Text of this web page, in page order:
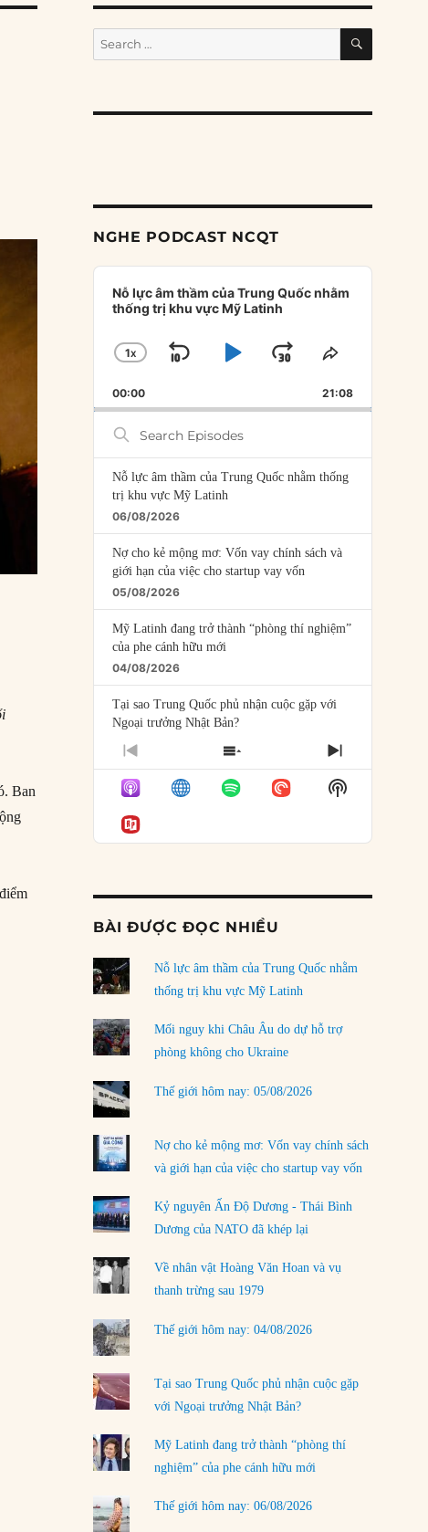
Ban
Search
for:
SEARCH
NGHE PODCAST NCQT
Audio
Player
Nỗ lực âm thầm của Trung Quốc nhằm
thống trị khu vực Mỹ Latinh
CHANGE
RATE
1X
SKIP
BACKWARD
PLAYJUMP
FORWARD
SHARE
EPISODE
00:00 21:08
Search
Episodes
Nỗ lực âm thầm của Trung Quốc nhằm thống
trị khu vực Mỹ Latinh
06/08/2026
Nợ cho kẻ mộng mơ: Vốn vay chính sách và
giới hạn của việc cho startup vay vốn
05/08/2026
Mỹ Latinh đang trở thành “phòng thí nghiệm”
của phe cánh hữu mới
04/08/2026
Tại sao Trung Quốc phủ nhận cuộc gặp với
Ngoại trưởng Nhật Bản?
04/08/2026
Điểm mù chiến lược của Trump tại Thái Bình
Dương
03/08/2026
rủi ro
01/08/2026
31/07/2026
phải chịu đựng?
30/07/2026
Tập tìm cách chôn vùi bê bối chấn động vòng
tròn thân cận của mình
LOAD MORE
PREVIOUS
EPISODE
SHOW
EPISODES
LIST
NEXT
EPISODE
Show
Podcast
BÀI ĐƯỢC ĐỌC NHIỀU
Nỗ lực âm thầm của Trung Quốc nhằm
thống trị khu vực Mỹ Latinh
Mối nguy khi Châu Âu do dự hỗ trợ
phòng không cho Ukraine
Thế giới hôm nay: 05/08/2026
Nợ cho kẻ mộng mơ: Vốn vay chính sách
và giới hạn của việc cho startup vay vốn
Kỷ nguyên Ấn Độ Dương - Thái Bình
Dương của NATO đã khép lại
Về nhân vật Hoàng Văn Hoan và vụ
thanh trừng sau 1979
Thế giới hôm nay: 04/08/2026
Tại sao Trung Quốc phủ nhận cuộc gặp
với Ngoại trưởng Nhật Bản?
Mỹ Latinh đang trở thành “phòng thí
nghiệm” của phe cánh hữu mới
Thế giới hôm nay: 06/08/2026